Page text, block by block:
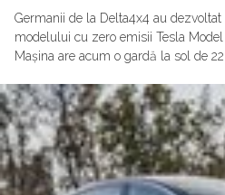
Germanii de la Delta4x4 au
modelului cu zero emisii Tesla
Mașina are acum o gardă la sol de